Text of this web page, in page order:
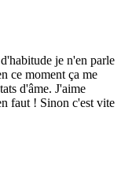
je n'en parle
ce moment ça me
d'âme. J'aime
faut ! Sinon c'est vite